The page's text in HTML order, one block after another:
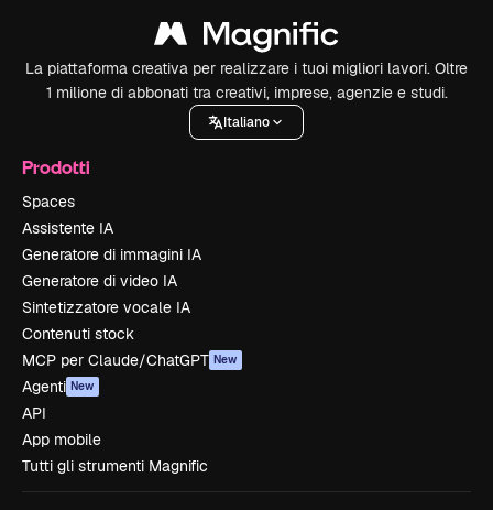
La piattaforma creativa per realizzare i tuoi migliori lavori. Oltre
1 milione di abbonati tra creativi, imprese, agenzie e studi.
Italiano
Prodotti
Spaces
Assistente IA
Generatore di immagini IA
Generatore di video IA
Sintetizzatore vocale IA
Contenuti stock
MCP per Claude/ChatGPT New
Agenti New
API
App mobile
Tutti gli strumenti Magnific